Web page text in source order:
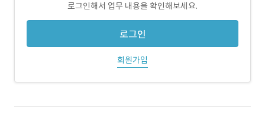
로그인해서 업무 내용을 확인해보세요.
로그인
회원가입